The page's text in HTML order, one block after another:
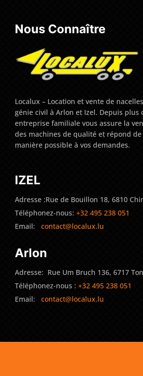
Nous Connaître
Localux – Location et vente de
génie civil à Arlon et Izel. Depuis plus
entreprise familiale vous assure la
des machines de qualité et répond
manière possible à vos demandes.
IZEL
Adresse :Rue de Bouillon 18, 6810
Téléphonez-nous: +32 495 238 051
Email: contact@localux.lu
Arlon
Adresse: Rue Um Bruch 136, 6717
Téléphonez-nous : +32 495 238 051
Email: contact@localux.lu